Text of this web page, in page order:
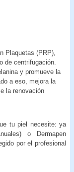
Plaquetas (PRP),
de centrifugación.
y promueve la
a eso, mejora la
la renovación
tu piel necesite: ya
o Dermapen
por el profesional